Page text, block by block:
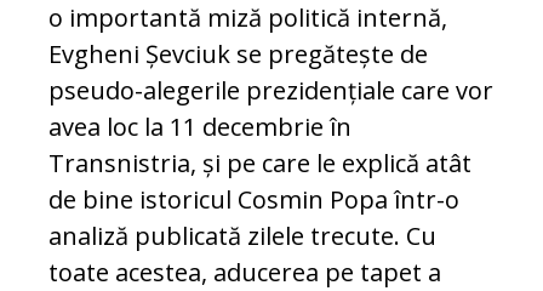
o importantă miză politică internă,
Evgheni Șevciuk se pregătește de
pseudo-alegerile preziden­țiale care vor
avea loc la 11 decembrie în
Transnistria, și pe care le explică atât
de bine istoricul Cosmin Popa într-o
analiză publicată zilele trecute. Cu
toate acestea, aducerea pe tapet a